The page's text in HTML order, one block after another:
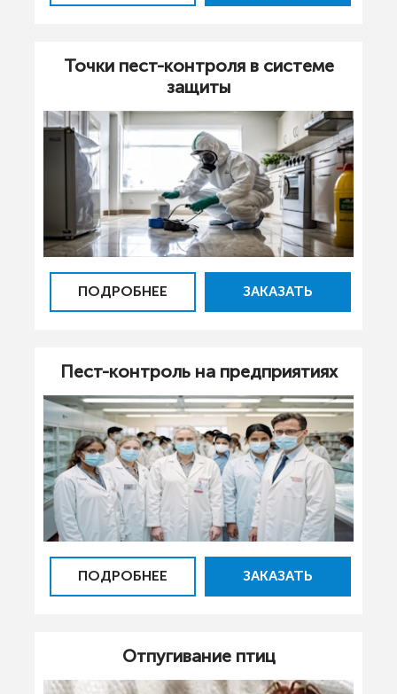
Точки пест-контроля в системе
защиты
ПОДРОБНЕЕ ЗАКАЗАТЬ
Пест-контроль на предприятиях
ПОДРОБНЕЕ ЗАКАЗАТЬ
Отпугивание птиц